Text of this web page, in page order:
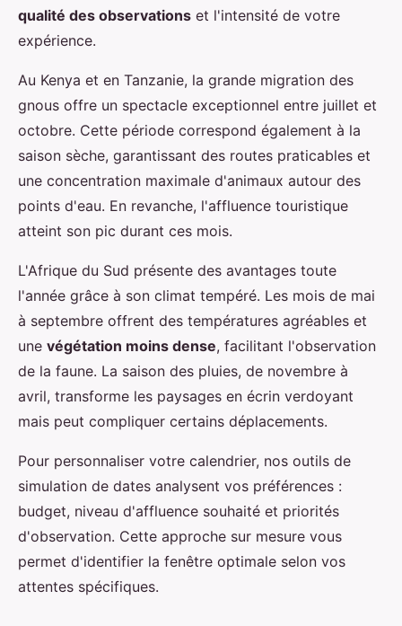
qualité des observations et l'intensité de votre
expérience.
Au Kenya et en Tanzanie, la grande migration des
gnous offre un spectacle exceptionnel entre juillet et
octobre. Cette période correspond également à la
saison sèche, garantissant des routes praticables et
une concentration maximale d'animaux autour des
points d'eau. En revanche, l'affluence touristique
atteint son pic durant ces mois.
L'Afrique du Sud présente des avantages toute
l'année grâce à son climat tempéré. Les mois de mai
à septembre offrent des températures agréables et
une végétation moins dense, facilitant l'observation
de la faune. La saison des pluies, de novembre à
avril, transforme les paysages en écrin verdoyant
mais peut compliquer certains déplacements.
Pour personnaliser votre calendrier, nos outils de
simulation de dates analysent vos préférences :
budget, niveau d'affluence souhaité et priorités
d'observation. Cette approche sur mesure vous
permet d'identifier la fenêtre optimale selon vos
attentes spécifiques.